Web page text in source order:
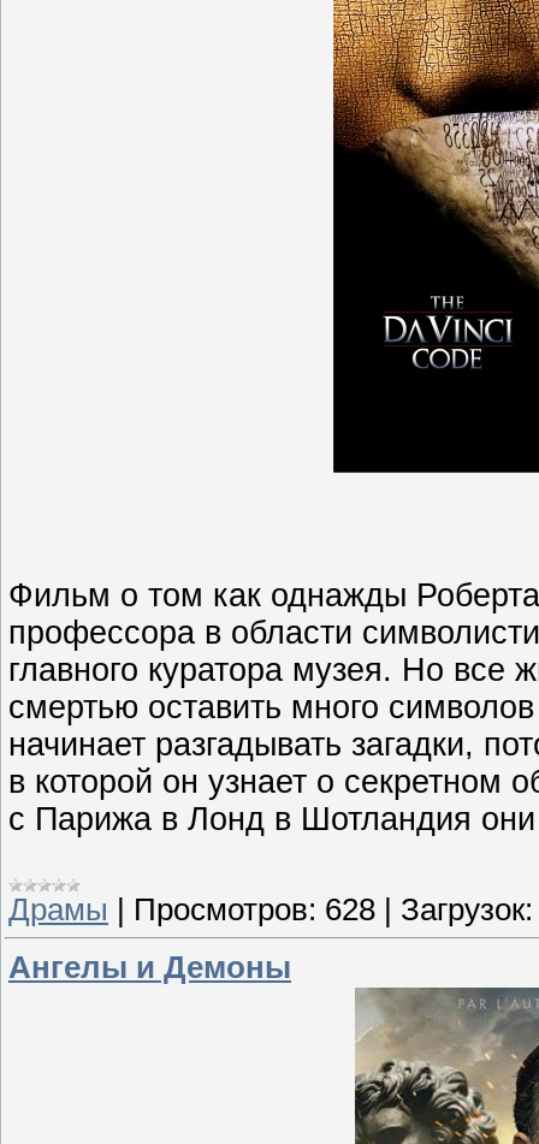
Фильм о том как однажды Роберта
профессора в области
главного куратора музея. Но все
смертью оставить много
начинает разгадывать загадки,
в которой он узнает о секретном
с Парижа в Лонд в Шотландия они
Драмы Просмотров: 628
Загрузок:
Ангелы и Демоны